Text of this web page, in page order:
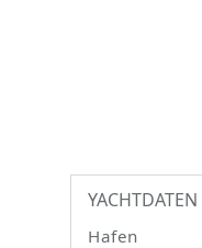
YACHTDATEN
Hafen